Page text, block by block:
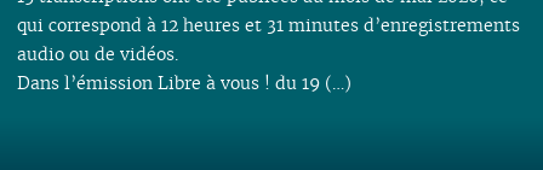
qui correspond à 12 heures et 31 minutes d’enregistrements
audio ou de vidéos.
Dans l’émission Libre à vous ! du 19 (…)